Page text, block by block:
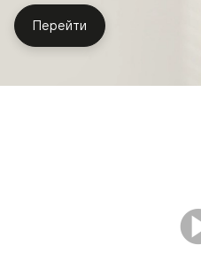
Перейти